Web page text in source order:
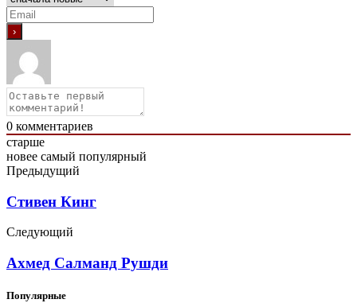
0 комментариев
старше
новее самый популярный
Предыдущий
Стивен Кинг
Следующий
Ахмед Салманд Рушди
Популярные